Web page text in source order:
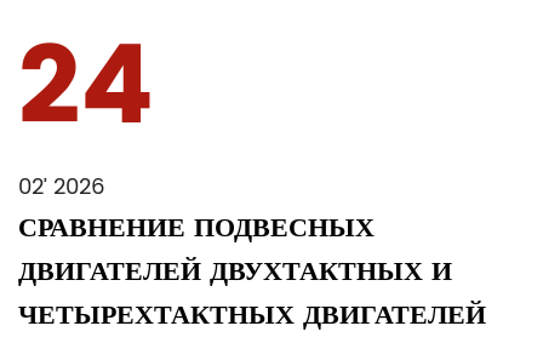
24
02’ 2026
СРАВНЕНИЕ ПОДВЕСНЫХ
ДВИГАТЕЛЕЙ ДВУХТАКТНЫХ И
ЧЕТЫРЕХТАКТНЫХ ДВИГАТЕЛЕЙ